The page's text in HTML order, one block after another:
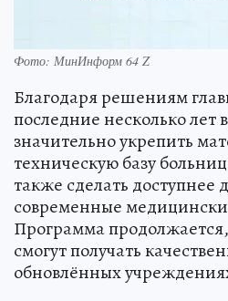
Фото: МинИнформ 64 Z
Благодаря решениям
последние несколько лет
значительно укрепить
техническую базу
также сделать доступнее
современные
Программа
смогут получать
обновлённых